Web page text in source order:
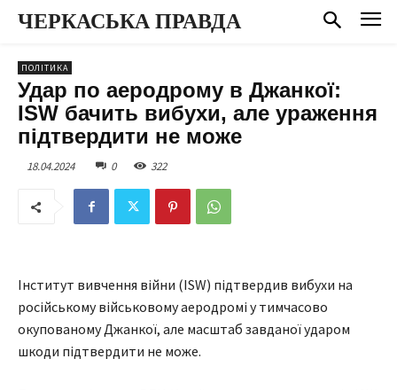
ЧЕРКАСЬКА ПРАВДА
ПОЛІТИКА
Удар по аеродрому в Джанкої:
ISW бачить вибухи, але ураження
підтвердити не може
18.04.2024 0 322
Інститут вивчення війни (ISW) підтвердив вибухи на
російському військовому аеродромі у тимчасово
окупованому Джанкої, але масштаб завданої ударом
шкоди підтвердити не може.